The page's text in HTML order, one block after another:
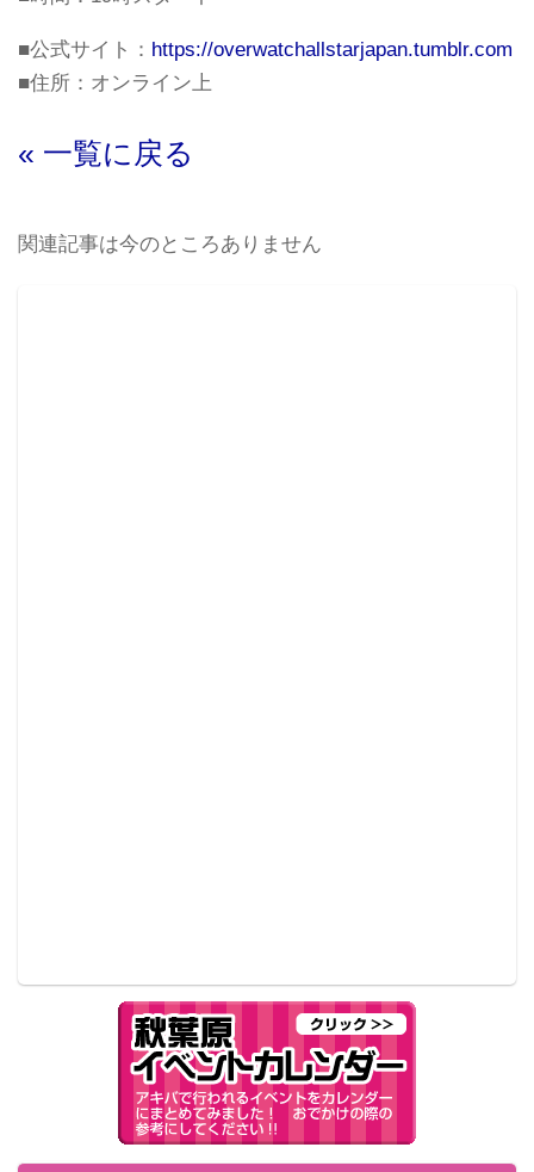
■公式サイト： https://overwatchallstarjapan.tumblr.com
■住所：オンライン上
« 一覧に戻る
関連記事は今のところありません